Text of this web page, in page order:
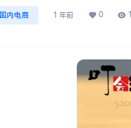
国内电商 1 年前 0